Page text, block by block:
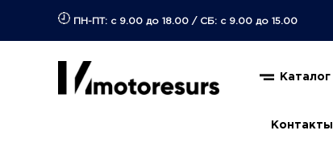
ПН-ПТ: с 9.00 до 18.00 / СБ: с 9.00 до 15.00
Каталог
Контакты